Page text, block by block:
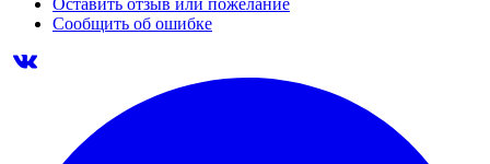
Оставить отзыв или пожелание
Сообщить об ошибке